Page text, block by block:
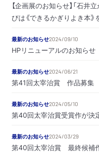
【企画展のお知らせ】「石
びは《できるかぎりよき本》
最新のお知らせ2024/09/10
HPリニューアルのお知らせ
最新のお知らせ2024/06/21
第41回太宰治賞 作品募集
最新のお知らせ2024/05/10
第40回太宰治賞受賞作が決
最新のお知らせ2024/03/29
第40回太宰治賞 最終候補